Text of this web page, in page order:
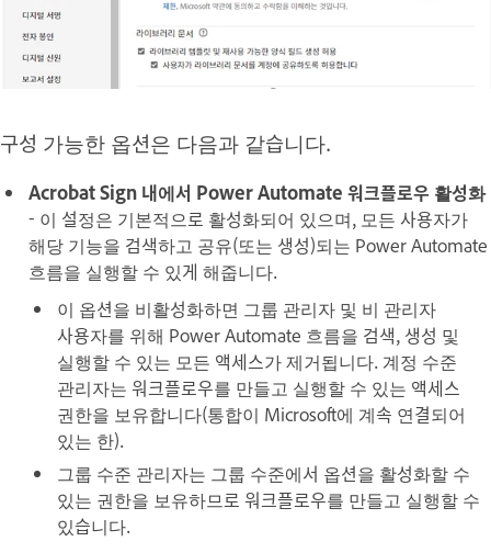
구성 가능한 옵션은 다음과 같습니다.
Acrobat Sign 내에서 Power Automate 워크플로우 활성화
- 이 설정은 기본적으로 활성화되어 있으며, 모든 사용자가
해당 기능을 검색하고 공유(또는 생성)되는 Power Automate
흐름을 실행할 수 있게 해줍니다.
이 옵션을 비활성화하면 그룹 관리자 및 비 관리자
사용자를 위해 Power Automate 흐름을 검색, 생성 및
실행할 수 있는 모든 액세스가 제거됩니다. 계정 수준
관리자는 워크플로우를 만들고 실행할 수 있는 액세스
권한을 보유합니다(통합이 Microsoft에 계속 연결되어
있는 한).
그룹 수준 관리자는 그룹 수준에서 옵션을 활성화할 수
있는 권한을 보유하므로 워크플로우를 만들고 실행할 수
있습니다.